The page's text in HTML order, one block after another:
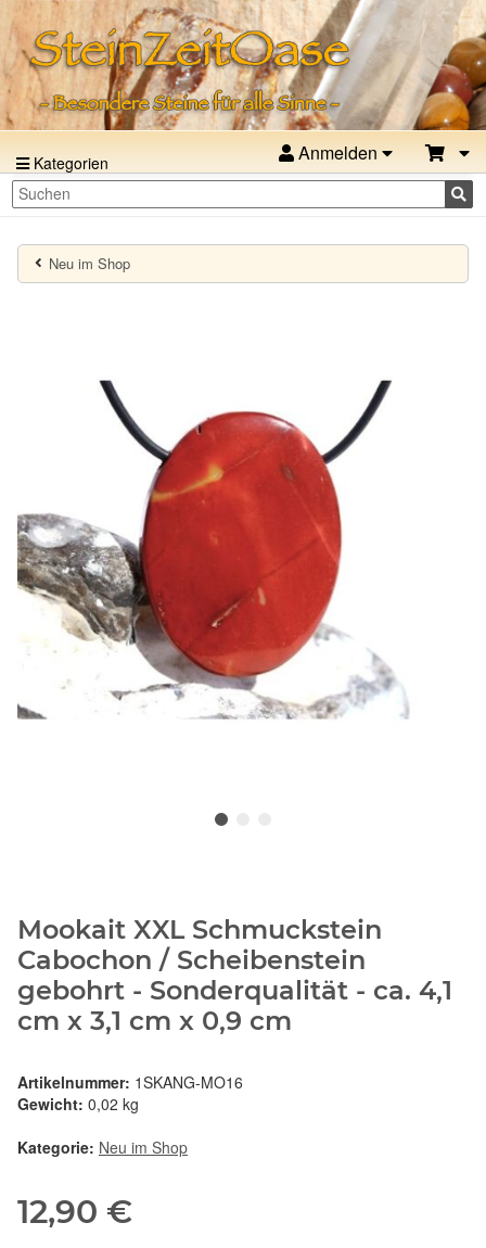
Kategorien Anmelden
Neu im Shop
Mookait XXL Schmuckstein
Cabochon / Scheibenstein
gebohrt - Sonderqualität - ca. 4,1
cm x 3,1 cm x 0,9 cm
Artikelnummer: 1SKANG-MO16
Gewicht: 0,02 kg
Kategorie: Neu im Shop
12,90 €